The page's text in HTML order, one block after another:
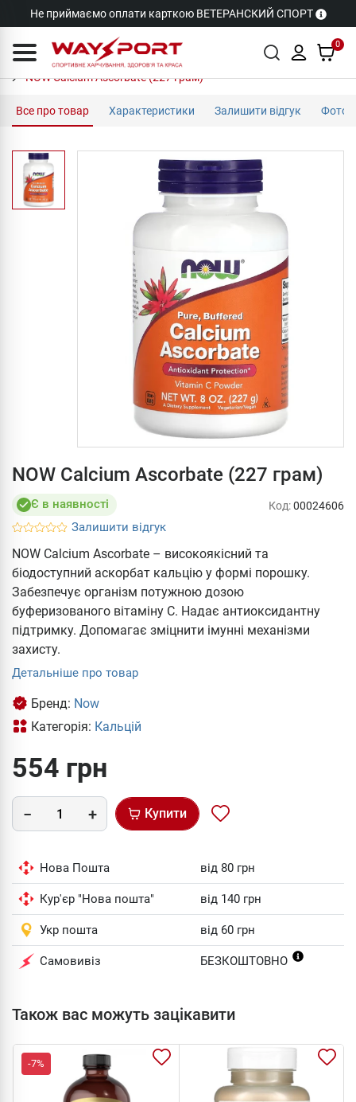
Не приймаємо оплати карткою ВЕТЕРАНСКИЙ СПОРТ
0
NOW Calcium Ascorbate (227 грам)
Все про товар Характеристики Залишити відгук Фото
NOW Calcium Ascorbate (227 грам)
Є в наявності
Залишити відгук
Код:00024606
NOW Calcium Ascorbate – високоякісний та
біодоступний аскорбат кальцію у формі порошку.
Забезпечує організм потужною дозою
буферизованого вітаміну С. Надає антиоксидантну
підтримку. Допомагає зміцнити імунні механізми
захисту.
Детальніше про товар
Бренд: Now
Категорія: Кальцій
554 грн
Купити
Нова Пошта від 80 грн
Кур'єр "Нова пошта" від 140 грн
Укр пошта від 60 грн
Самовивіз БЕЗКОШТОВНО
Також вас можуть зацікавити
-7%